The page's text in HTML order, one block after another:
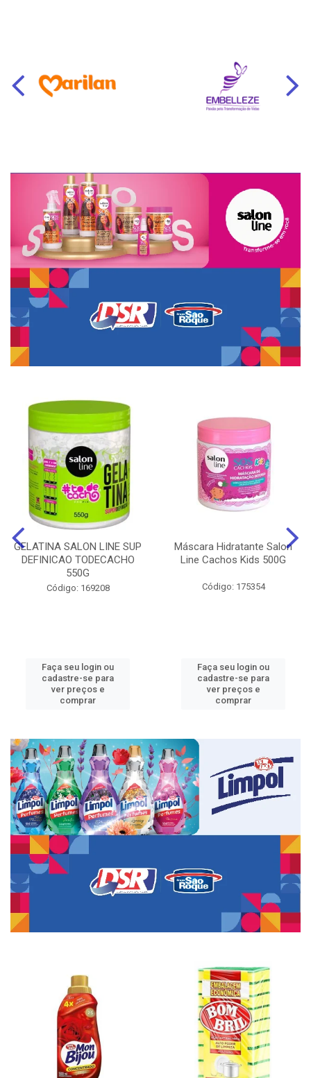
GELATINA SALON LINE SUP
DEFINICAO TODECACHO
550G
Código: 169208
Faça seu login ou
cadastre-se para
ver preços e
comprar
Máscara Hidratante Salon
Line Cachos Kids 500G
Código: 175354
Faça seu login ou
cadastre-se para
ver preços e
comprar